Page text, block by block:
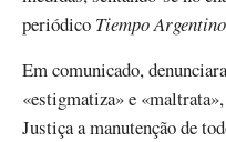
periódico Tiempo Argentino
Em comunicado,
«estigmatiza» e
Justiça a manutenção de